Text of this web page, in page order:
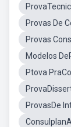
Provas De
Provas
Modelos
Ptova
ProvasDe